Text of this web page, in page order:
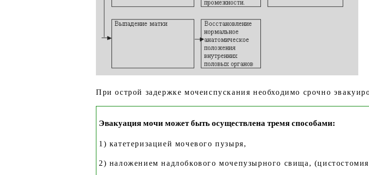
При острой задержке мочеиспускания необходимо срочно
Эвакуация мочи может быть осуществлена тремя способами:
1) катетеризацией мочевого пузыря,
2) наложением надлобкового мочепузырного свища,